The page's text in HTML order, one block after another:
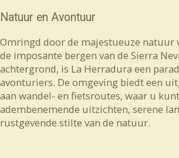
Natuur en Avontuur
Omringd door de majestueuze natuur
de imposante bergen van de Sierra
achtergrond, is La Herradura een
avonturiers. De omgeving biedt een
aan wandel- en fietsroutes, waar u
adembenemende uitzichten, serene
rustgevende stilte van de natuur.